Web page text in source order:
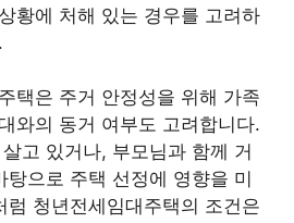
황에 처해 있는 경우를 고려하
택은 주거 안정성을 위해 가족
와의 동거 여부도 고려합니다.
고 있거나, 부모님과 함께 거
탕으로 주택 선정에 영향을 미
럼 청년전세임대주택의 조건은